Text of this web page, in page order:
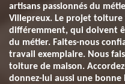
artisans passionnés du
Villepreux. Le projet toiture
différemment, qui doivent
du métier. Faites-nous
travail exemplaire. Nous
toiture de maison.
donnez-lui aussi une bonne